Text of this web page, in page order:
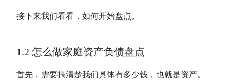
接下来我们看看，如何开始盘点。
1.2 怎么做家庭资产负债盘点
首先，需要搞清楚我们具体有多少钱，也就是资产。